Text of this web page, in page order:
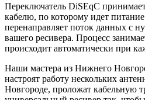
Переключатель DiSEqC
кабелю, по которому идет
перенаправляет поток данных с
вашего ресивера. Процесс
происходит автоматически при
Наши мастера из Нижнего
настроят работу нескольких
Новгороде, проложат кабельную